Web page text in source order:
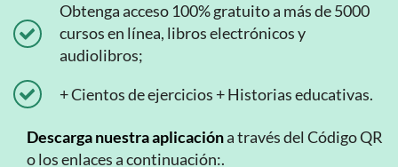
Obtenga acceso 100% gratuito a más de 5000
cursos en línea, libros electrónicos y
audiolibros;
+ Cientos de ejercicios + Historias educativas.
Descarga nuestra aplicacióna través del Código QR
o los enlaces a continuación:.